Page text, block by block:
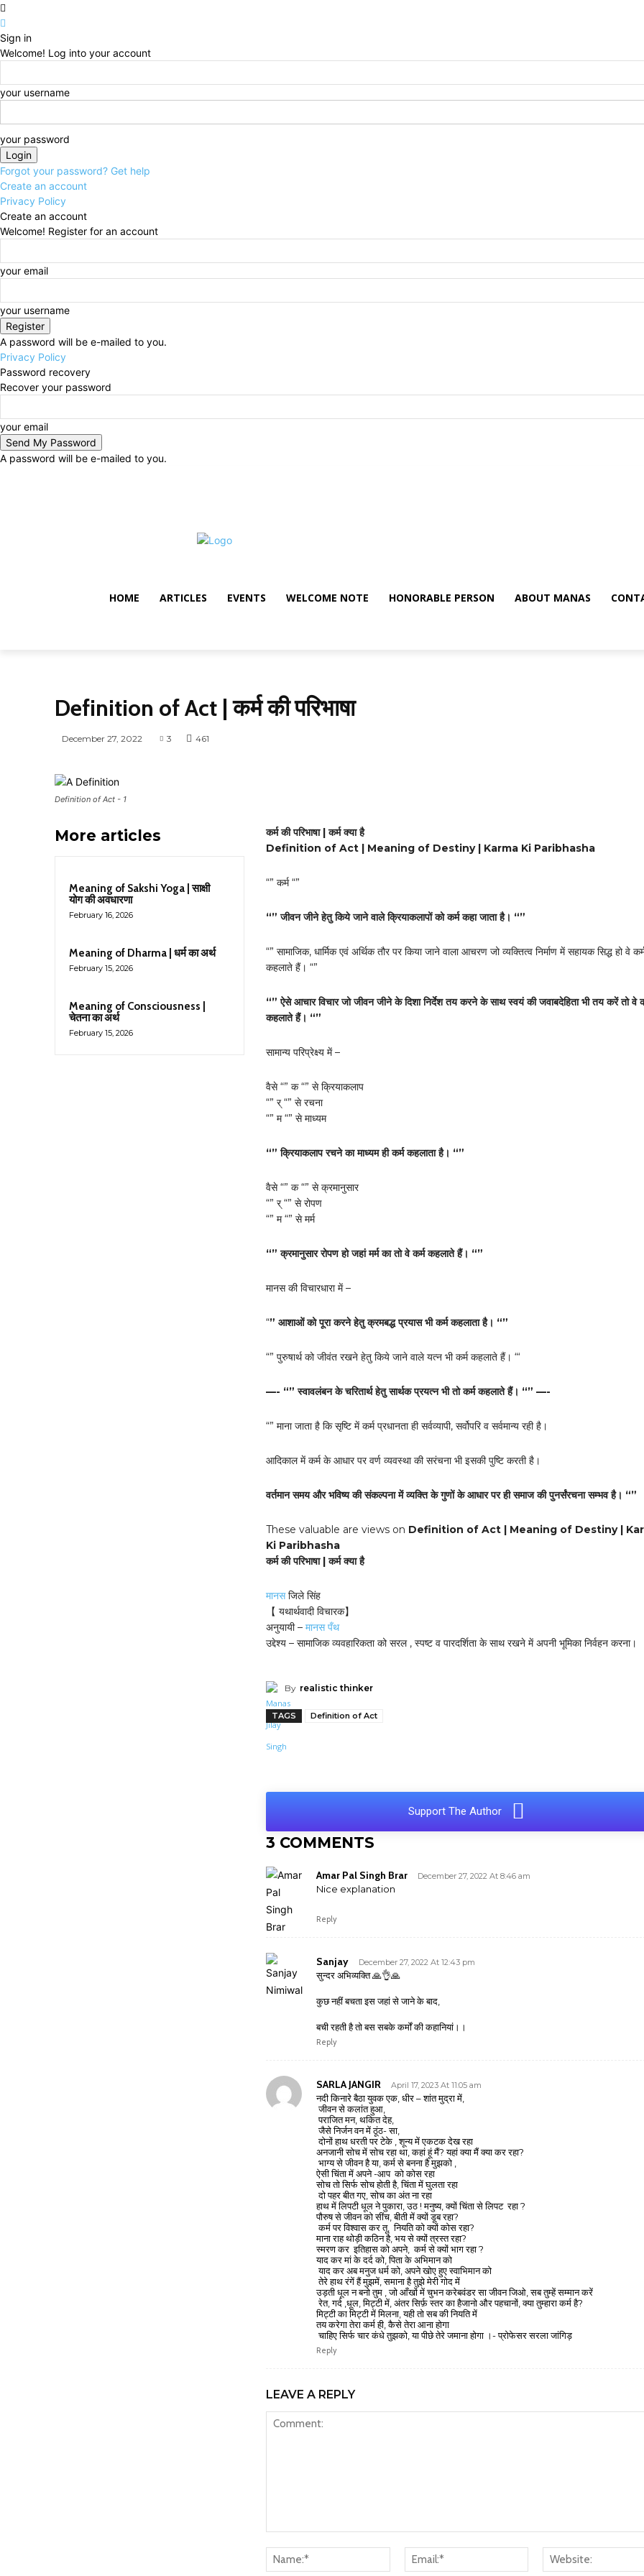
Sign in
Welcome! Log into your account
your username
your password
Forgot your password? Get help
Create an account
Privacy Policy
Create an account
Welcome! Register for an account
your email
your username
A password will be e-mailed to you.
Privacy Policy
Password recovery
Recover your password
your email
A password will be e-mailed to you.
HOME ARTICLES EVENTS WELCOME NOTE HONORABLE PERSON ABOUT MANAS
Definition of Act | कर्म की परिभाषा
December 27, 2022 3 461
Definition of Act - 1
More articles
Meaning of Sakshi Yoga | साक्षी
योग की अवधारणा
February 16, 2026
Meaning of Dharma | धर्म का अर्थ
February 15, 2026
Meaning of Consciousness |
चेतना का अर्थ
February 15, 2026
कर्म की परिभाषा | कर्म क्या है
Definition of Act | Meaning of Destiny | Karma Ki Paribhasha
“” कर्म “”
“” जीवन जीने हेतु किये जाने वाले क्रियाकलापों को कर्म कहा जाता है। “”
“” सामाजिक, धार्मिक एवं अर्थिक तौर पर किया जाने वाला आचरण जो व्यक्तित्व निर्माण में सहायक सिद्ध हो वे
कहलाते हैं। “”
“” ऐसे आचार विचार जो जीवन जीने के दिशा निर्देश तय करने के साथ स्वयं की जवाबदेहिता भी तय करें तो वे
कहलाते हैं। “”
सामान्य परिप्रेक्ष्य में –
वैसे “” क “” से क्रियाकलाप
“” र् “” से रचना
“” म “” से माध्यम
“” क्रियाकलाप रचने का माध्यम ही कर्म कहलाता है। “”
वैसे “” क “” से क्रमानुसार
“” र् “” से रोपण
“” म “” से मर्म
“” क्रमानुसार रोपण हो जहां मर्म का तो वे कर्म कहलाते हैं। “”
मानस की विचारधारा में –
“” आशाओं को पूरा करने हेतु क्रमबद्ध प्रयास भी कर्म कहलाता है। “”
“” पुरुषार्थ को जीवंत रखने हेतु किये जाने वाले यत्न भी कर्म कहलाते हैं। “‘
—- “” स्वावलंबन के चरितार्थ हेतु सार्थक प्रयत्न भी तो कर्म कहलाते हैं। “” —-
“” माना जाता है कि सृष्टि में कर्म प्रधानता ही सर्वव्यापी, सर्वोपरि व सर्वमान्य रही है।
आदिकाल में कर्म के आधार पर वर्ण व्यवस्था की सरंचना भी इसकी पुष्टि करती है।
वर्तमान समय और भविष्य की संकल्पना में व्यक्ति के गुणों के आधार पर ही समाज की पुनर्संरचना सम्भव है। “”
These valuable are views on Definition of Act | Meaning of Destiny |
Ki Paribhasha
कर्म की परिभाषा | कर्म क्या है
मानसजिले सिंह
【 यथार्थवादी विचारक】
अनुयायी – मानस पँथ
उद्देश्य – सामाजिक व्यवहारिकता को सरल , स्पष्ट व पारदर्शिता के साथ रखने में अपनी भूमिका निर्वहन करना।
By realistic thinker
TAGS Definition of Act
Support The Author
3 COMMENTS
Amar Pal Singh Brar December 27, 2022 At 8:46 am
Nice explanation
Reply
Sanjay December 27, 2022 At 12:43 pm
सुन्दर अभिव्यक्ति 🙏👌🙏
कुछ नहीं बचता इस जहां से जाने के बाद,
बची रहती है तो बस सबके कर्मों की कहानियां।।
Reply
SARLA JANGIR April 17, 2023 At 11:05 am
नदी किनारे बैठा युवक एक, धीर – शांत मुद्रा में,
जीवन से कलांत हुआ,
पराजित मन, थकित देह,
जैसे निर्जन वन में ठूंठ- सा,
दोनों हाथ धरती पर टेके , शून्य में एकटक देख रहा
अनजानी सोच में सोच रहा था, कहां हूं मैं? यहां क्या मैं क्या कर रहा?
भाग्य से जीवन है या, कर्म से बनना है मुझको ,
ऐसी चिंता में अपने -आप को कोस रहा
सोच तो सिर्फ सोच होती है, चिंता में घुलता रहा
दो पहर बीत गए, सोच का अंत ना रहा
हाथ में लिपटी धूल ने पुकारा, उठ ! मनुष्य, क्यों चिंता से लिपट रहा ?
पौरुष से जीवन को सींच, बीती में क्यों डूब रहा?
कर्म पर विश्वास कर तू, नियति को क्यों कोस रहा?
माना राह थोड़ी कठिन है, भय से क्यों त्रस्त रहा?
स्मरण कर इतिहास को अपने, कर्म से क्यों भाग रहा ?
याद कर मां के दर्द को, पिता के अभिमान को
याद कर अब मनुज धर्म को, अपने खोए हुए स्वाभिमान को
तेरे हाथ रंगें हैं मुझमें, समाना है तुझे मेरी गोद में
उड़ती धूल न बनो तुम , जो आँखों में चुभन करेबवंडर सा जीवन जिओ, सब तुम्हें सम्मान करें
रेत, गर्द ,धूल, मिट्टी में, अंतर सिर्फ़ स्तर का हैजानो और पहचानों, क्या तुम्हारा कर्म है?
मिट्टी का मिट्टी में मिलना, यही तो सब की नियति में
तय करेगा तेरा कर्म ही, कैसे तेरा आना होगा
चाहिए सिर्फ चार कंधे तुझको, या पीछे तेरे जमाना होगा ।- प्रोफेसर सरला जांगिड़
Reply
LEAVE A REPLY
Name:*
Email:*